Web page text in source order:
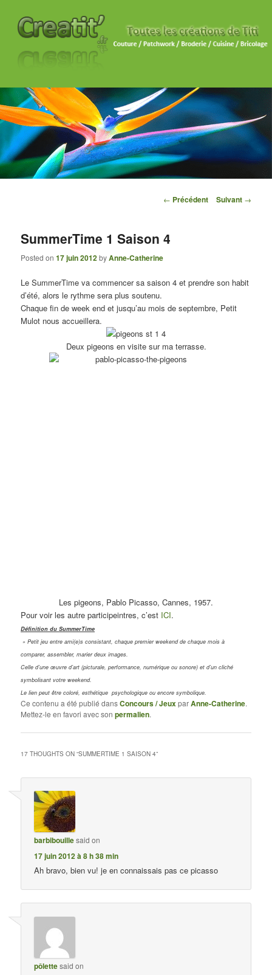
Navigation des articles
← Précédent Suivant →
SummerTime 1 Saison 4
Posted on17 juin 2012byAnne-Catherine
Le SummerTime va commencer sa saison 4 et prendre son habit
d’été, alors le rythme sera plus soutenu.
Chaque fin de week end et jusqu’au mois de septembre, Petit
Mulot nous accueillera.
Deux pigeons en visite sur ma terrasse.
Les pigeons, Pablo Picasso, Cannes, 1957.
Pour voir les autre participeintres, c’est ICI.
Définition du SummerTime
» Petit jeu entre ami(e)s consistant, chaque premier weekend de chaque mois à
comparer, assembler, marier deux images.
Celle d’une œuvre d’art (picturale, performance, numérique ou sonore) et d’un cliché
symbolisant votre weekend.
Le lien peut être coloré, esthétique psychologique ou encore symbolique.
Ce contenu a été publié dansConcours / JeuxparAnne-Catherine.
Mettez-le en favori avec sonpermalien.
17 THOUGHTS ON “SUMMERTIME 1 SAISON 4”
barbibouillesaid on
17 juin 2012 à 8 h 38 min
Ah bravo, bien vu! je en connaissais pas ce picasso
pôlettesaid on